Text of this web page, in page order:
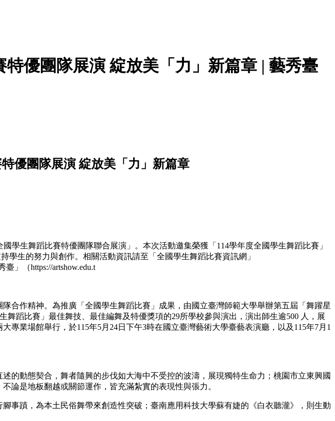
特優團隊展演 綻放美「力」新篇章 | 藝秀臺
優團隊展演 綻放美「力」新篇章
學生舞蹈比賽特優團隊聯合展演」。本次活動邀集榮獲「114學年度全國學生舞蹈比賽」
學生的努力與創作。相關活動資訊請至「全國學生舞蹈比賽資訊網」
」（https://artshow.edu.t
合作精神。為推廣「全國學生舞蹈比賽」成果，由國立臺灣師範大學舉辦第五屆「舞躍星
蹈比賽」最佳舞技、最佳編舞及特優獎項的29所學校參與演出，演出師生逾500 人，展
業場館舉行，於115年5月24日下午3時在國立臺灣藝術大學臺藝表演廳，以及115年7月1
的動態契合，舞者隨興的步伐如大海中不受控的波濤，展現獨特生命力；桃園市立東興國
論是地板翻越或關節運作，皆充滿紮實的表現性與張力。
事蹟，為本土民俗舞帶來創造性突破；臺南應用科技大學蘇有婕的《白衣聽瀧》，則生動